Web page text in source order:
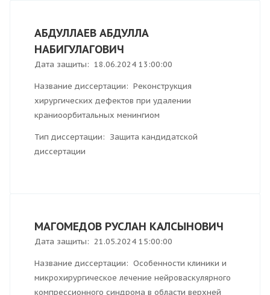
АБДУЛЛАЕВ АБДУЛЛА
НАБИГУЛАГОВИЧ
Дата защиты: 18.06.2024 13:00:00
Название диссертации: Реконструкция
хирургических дефектов при удалении
краниоорбитальных менингиом
Тип диссертации: Защита кандидатской
диссертации
МАГОМЕДОВ РУСЛАН КАЛСЫНОВИЧ
Дата защиты: 21.05.2024 15:00:00
Название диссертации: Особенности клиники и
микрохирургическое лечение нейроваскулярного
компрессионного синдрома в области верхней